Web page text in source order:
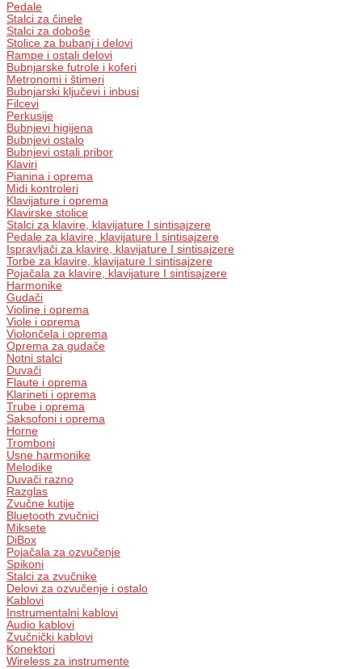
Pedale
Stalci za činele
Stalci za doboše
Stolice za bubanj i delovi
Rampe i ostali delovi
Bubnjarske futrole i koferi
Metronomi i štimeri
Bubnjarski ključevi i inbusi
Filcevi
Perkusije
Bubnjevi higijena
Bubnjevi ostalo
Bubnjevi ostali pribor
Klaviri
Pianina i oprema
Midi kontroleri
Klavijature i oprema
Klavirske stolice
Stalci za klavire, klavijature I sintisajzere
Pedale za klavire, klavijature I sintisajzere
Ispravljači za klavire, klavijature I sintisajzere
Torbe za klavire, klavijature I sintisajzere
Pojačala za klavire, klavijature I sintisajzere
Harmonike
Gudači
Violine i oprema
Viole i oprema
Violončela i oprema
Oprema za gudače
Notni stalci
Duvači
Flaute i oprema
Klarineti i oprema
Trube i oprema
Saksofoni i oprema
Horne
Tromboni
Usne harmonike
Melodike
Duvači razno
Razglas
Zvučne kutije
Bluetooth zvučnici
Miksete
DiBox
Pojačala za ozvučenje
Spikoni
Stalci za zvučnike
Delovi za ozvučenje i ostalo
Kablovi
Instrumentalni kablovi
Audio kablovi
Zvučnički kablovi
Konektori
Wireless za instrumente